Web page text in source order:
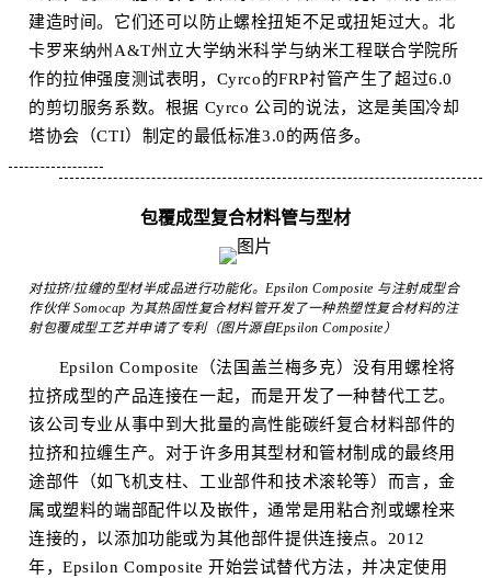
建造时间。它们还可以防止螺栓扭矩不足或扭矩过大。北
卡罗来纳州A&T州立大学纳米科学与纳米工程联合学院所
作的拉伸强度测试表明，Cyrco的FRP衬管产生了超过6.0
的剪切服务系数。根据 Cyrco 公司的说法，这是美国冷却
塔协会（CTI）制定的最低标准3.0的两倍多。
包覆成型复合材料管与型材
对拉挤/拉缠的型材半成品进行功能化。Epsilon Composite 与注射成型合
作伙伴 Somocap 为其热固性复合材料管开发了一种热塑性复合材料的注
射包覆成型工艺并申请了专利（图片源自Epsilon Composite）
Epsilon Composite（法国盖兰梅多克）没有用螺栓将
拉挤成型的产品连接在一起，而是开发了一种替代工艺。
该公司专业从事中到大批量的高性能碳纤复合材料部件的
拉挤和拉缠生产。对于许多用其型材和管材制成的最终用
途部件（如飞机支柱、工业部件和技术滚轮等）而言，金
属或塑料的端部配件以及嵌件，通常是用粘合剂或螺栓来
连接的，以添加功能或为其他部件提供连接点。2012
年，Epsilon Composite 开始尝试替代方法，并决定使用